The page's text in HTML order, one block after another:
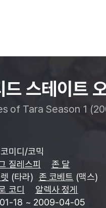
드 스테이트
of Tara Season 1
미디/코믹
질레스피
존 달
(타라) 존 코베트 (맥스)
코디
알렉사 정게
18 ~ 2009-04-05